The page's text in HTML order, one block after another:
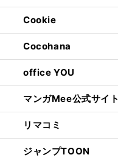
Cookie
Cocohana
office YOU
マンガMee公式サイト
リマコミ
ジャンプTOON